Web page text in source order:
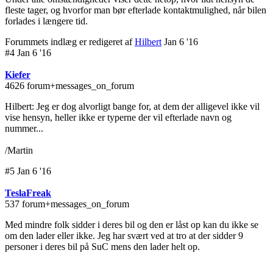
fleste tager, og hvorfor man bør efterlade kontaktmulighed, når bilen
forlades i længere tid.
Forummets indlæg er redigeret afHilbertJan 6 '16
#4 Jan 6 '16
Kiefer
4626 forum+messages_on_forum
Hilbert: Jeg er dog alvorligt bange for, at dem der alligevel ikke vil
vise hensyn, heller ikke er typerne der vil efterlade navn og
nummer...
/Martin
#5 Jan 6 '16
TeslaFreak
537 forum+messages_on_forum
Med mindre folk sidder i deres bil og den er låst op kan du ikke se
om den lader eller ikke. Jeg har svært ved at tro at der sidder 9
personer i deres bil på SuC mens den lader helt op.